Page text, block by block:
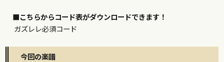
■こちらからコード表がダウンロードできます！
ガズレレ必須コード
今回の楽譜